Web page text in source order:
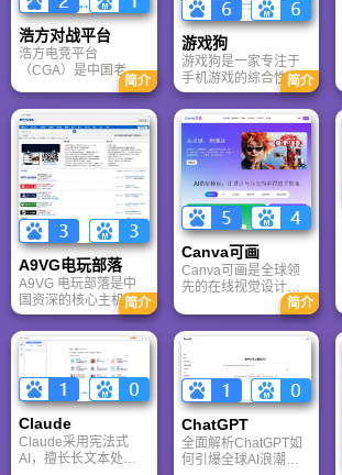
浩方对战平台
浩方电竞平台
（CGA）是中国老牌
游戏联机平台，提供
CS、War3、星际争霸
等经典游戏的稳定联
机服务。重温DOTA1
的激情岁月，找回当
年的战友。同时提供
最新CGA电竞赛事资
讯及热门页游入口，
致敬中国电竞的黄金
时代。
简介
游戏狗
游戏狗是一家专注于
手机游戏的综合性门
户网站。它致力于为
手游玩家提供最新、
最全的游戏资讯、攻
略、评测及视频等内
容，是国内较早一批
专注于移动游戏领域
的垂直媒体。
简介
A9VG电玩部落
A9VG 电玩部落是中
国资深的核心主机游
戏玩家社区。网站以
论坛为核心，提供全
面的主机游戏资讯、
攻略和资料库，覆盖
PlayStation、Xbox、
Switch 等全平台。凭
借其深厚的历史积淀
和活跃的用户群体，
A9VG 成为硬核玩家
交流心得、分享攻略
简介
Canva可画
Canva可画是全球领
先的在线视觉设计平
台，内置AI“魔力工作
室”，提供海量正版模
板与素材。无论是自
媒体封面、企业海报
还是PPT，零基础用
户也能轻松实现专业
级创作，让设计触手
可及。
简介
Claude
Claude采用宪法式
AI，擅长长文本处理
ChatGPT‌
全面解析ChatGPT如
何引爆全球AI浪潮！